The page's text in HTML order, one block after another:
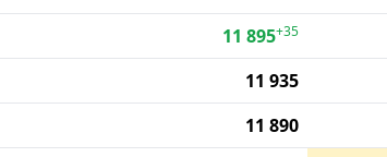
11 895+35
11 935
11 890